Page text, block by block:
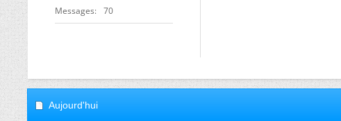
Messages 70
Aujourd'hui